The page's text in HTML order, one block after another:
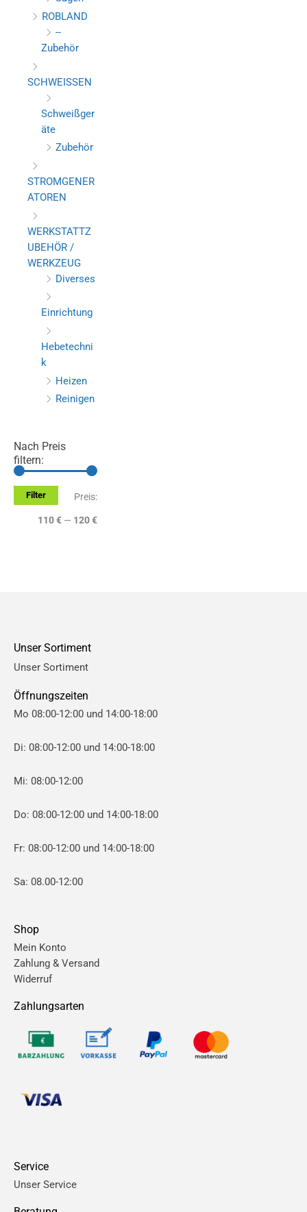
ROBLAND
--
Zubehör
SCHWEISSEN
Schweißger
äte
Zubehör
STROMGENER
ATOREN
WERKSTATTZ
UBEHÖR /
WERKZEUG
Diverses
Einrichtung
Hebetechni
k
Heizen
Reinigen
Nach Preis
filtern:
M
i
M
a
Filter
Preis:
110 € — 120 €
Unser Sortiment
Unser Sortiment
Öffnungszeiten
Mo 08:00-12:00 und 14:00-18:00
Di: 08:00-12:00 und 14:00-18:00
Mi: 08:00-12:00
Do: 08:00-12:00 und 14:00-18:00
Fr: 08:00-12:00 und 14:00-18:00
Sa: 08.00-12:00
Shop
Mein Konto
Zahlung & Versand
Widerruf
Zahlungsarten
Service
Unser Service